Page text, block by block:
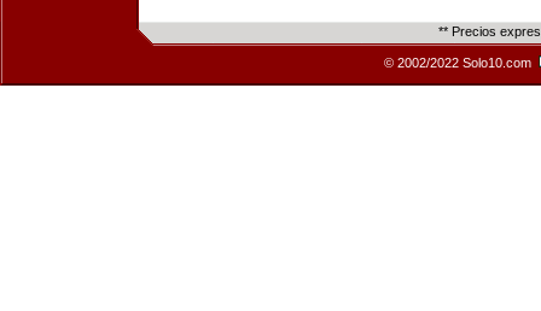
** Precios
© 2002/2022 Solo10.com